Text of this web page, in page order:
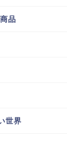
品
世界